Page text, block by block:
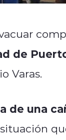
de
Varas.
de una